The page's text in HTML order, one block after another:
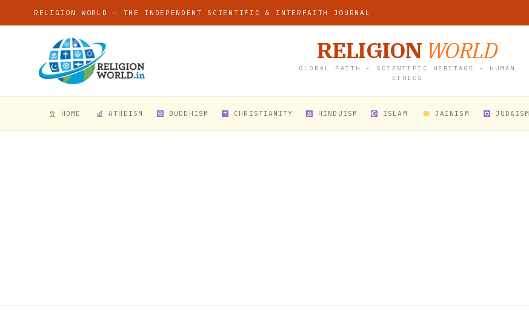
RELIGION WORLD — THE INDEPENDENT SCIENTIFIC & INTERFAITH JOURNAL
RELIGION WORLD
GLOBAL FAITH • SCIENTIFIC HERITAGE • HUMAN
ETHICS
HOME ATHEISM BUDDHISM CHRISTIANITY HINDUISM ISLAM JAINISM JUDAISM